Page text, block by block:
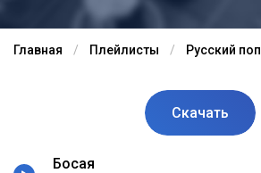
Главная Плейлисты Русский поп
Скачать
Босая